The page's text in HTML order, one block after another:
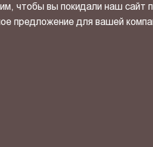
чтобы вы покидали наш сайт
предложение для вашей